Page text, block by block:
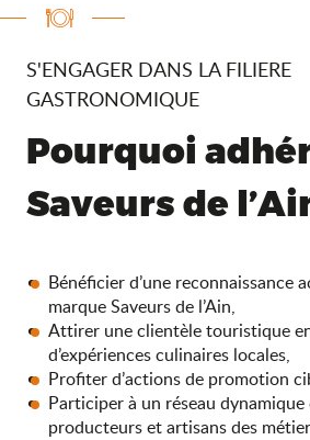
S'ENGAGER DANS LA FILIERE
GASTRONOMIQUE
Pourquoi
Saveurs de
Bénéficier d’une reconnaissance
marque Saveurs de l’Ain,
Attirer une clientèle touristique
d’expériences culinaires locales,
Profiter d’actions de promotion
Participer à un réseau
producteurs et artisans des